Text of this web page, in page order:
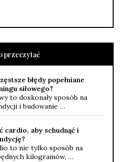
przeczytać
błędy popełniane
siłowego?
to doskonały sposób na
i budowanie …
cardio, aby schudnąć i
to nie tylko sposób na
kilogramów, …